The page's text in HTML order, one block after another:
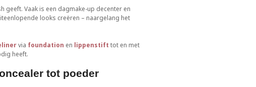
geeft. Vaak is een dagmake-up decenter en
looks creëren – naargelang het
via foundation en lippenstift tot en met
heeft.
tot poeder